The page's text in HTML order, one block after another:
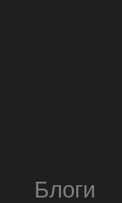
Блоги